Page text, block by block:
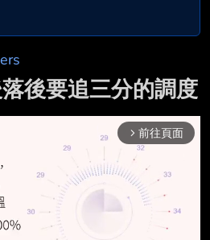
後要追三分的調度
arrow_forward_ios 前往頁面